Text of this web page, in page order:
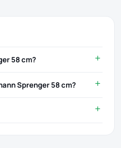
58 cm?
Sprenger 58 cm?